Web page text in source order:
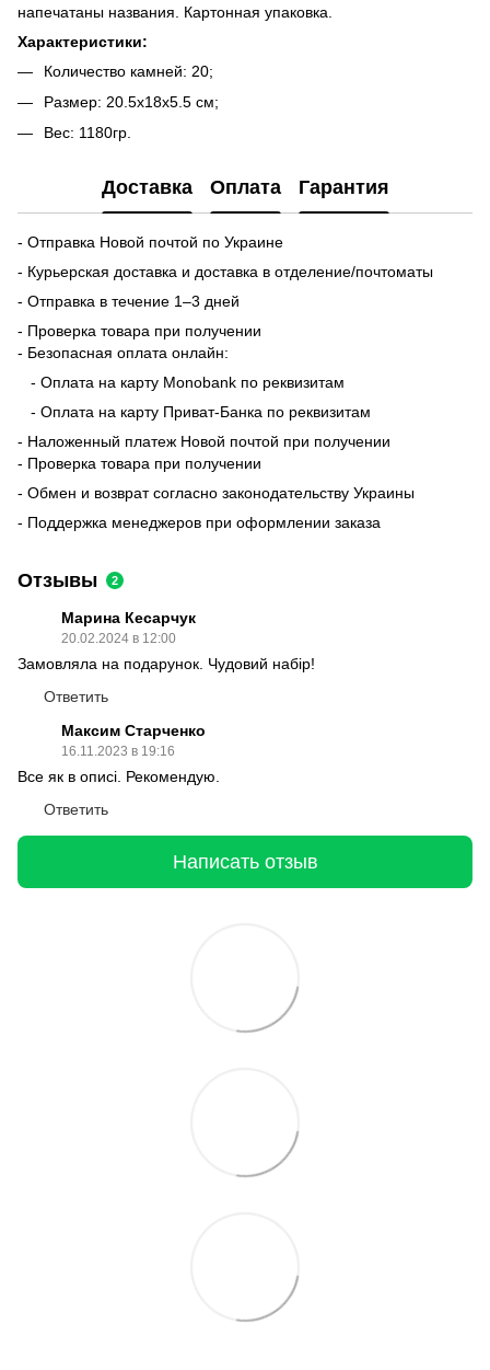
напечатаны названия. Картонная упаковка.
Характеристики:
Количество камней: 20;
Размер: 20.5x18х5.5 см;
Вес: 1180гр.
Доставка Оплата Гарантия
- Отправка Новой почтой по Украине
- Курьерская доставка и доставка в отделение/почтоматы
- Отправка в течение 1–3 дней
- Проверка товара при получении
- Безопасная оплата онлайн:
- Оплата на карту Monobank по реквизитам
- Оплата на карту Приват-Банка по реквизитам
- Наложенный платеж Новой почтой при получении
- Проверка товара при получении
- Обмен и возврат согласно законодательству Украины
- Поддержка менеджеров при оформлении заказа
Отзывы 2
Марина Кесарчук
20.02.2024 в 12:00
Замовляла на подарунок. Чудовий набір!
Ответить
Максим Старченко
16.11.2023 в 19:16
Все як в описі. Рекомендую.
Ответить
Написать отзыв